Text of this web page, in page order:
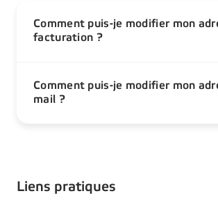
Comment puis-je modifier mon
facturation ?
Comment puis-je modifier mon
mail ?
Liens pratiques